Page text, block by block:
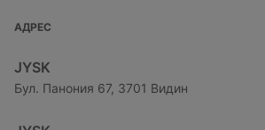
АДРЕС
JYSK
Бул. Панония 67, 3701 Видин